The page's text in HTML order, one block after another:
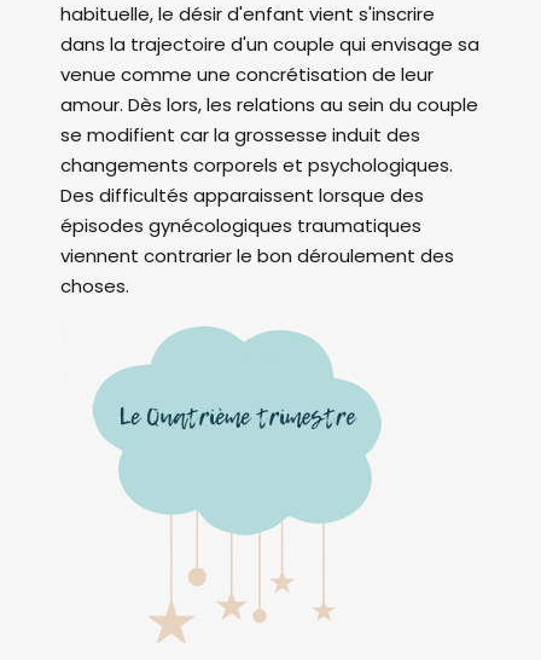
habituelle, le désir d'enfant vient s'inscrire
dans la trajectoire d'un couple qui envisage sa
venue comme une concrétisation de leur
amour. Dès lors, les relations au sein du couple
se modifient car la grossesse induit des
changements corporels et psychologiques.
Des difficultés apparaissent lorsque des
épisodes gynécologiques traumatiques
viennent contrarier le bon déroulement des
choses.